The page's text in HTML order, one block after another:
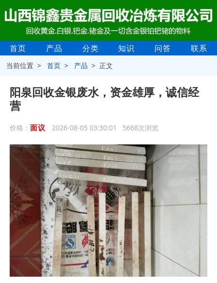
首页 产品 分类 知识 问答 联系
当前位置 >首页 > 产品 > 正文
阳泉回收金银废水，资金雄厚，诚信经
营
价格： 面议 2026-08-05 03:30:01 5668次浏览